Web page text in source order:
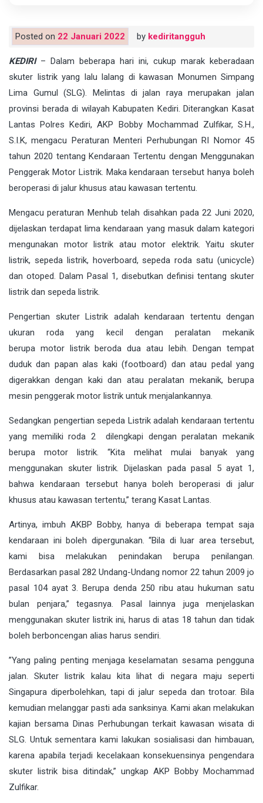
Posted on 22 Januari 2022 by kediritangguh
KEDIRI– Dalam beberapa hari ini, cukup marak keberadaan
skuter listrik yang lalu lalang di kawasan Monumen Simpang
Lima Gumul (SLG). Melintas di jalan raya merupakan jalan
provinsi berada di wilayah Kabupaten Kediri. Diterangkan Kasat
Lantas Polres Kediri, AKP Bobby Mochammad Zulfikar, S.H.,
S.I.K, mengacu Peraturan Menteri Perhubungan RI Nomor 45
tahun 2020 tentang Kendaraan Tertentu dengan Menggunakan
Penggerak MotorListrik. Maka kendaraan tersebut hanya boleh
beroperasi di jalur khusus atau kawasan tertentu.
Mengacu peraturan Menhub telah disahkan pada 22 Juni 2020,
dijelaskan terdapat lima kendaraan yang masuk dalam kategori
mengunakan motorlistrik ataumotor elektrik. Yaituskuter
listrik, sepedalistrik, hoverboard,sepeda roda satu (unicycle)
dan otoped. Dalam Pasal 1, disebutkan definisi tentang skuter
listrik dan sepeda listrik.
Pengertian skuter Listrik adalah kendaraan tertentu dengan
ukuran roda yang kecil dengan peralatan mekanik
berupa motorlistrik beroda dua atau lebih. Dengan tempat
duduk dan papan alas kaki (footboard) dan atau pedal yang
digerakkan dengan kaki dan atau peralatan mekanik, berupa
mesin penggerak motor listrik untuk menjalankannya.
Sedangkan pengertian sepeda Listrik adalah kendaraan tertentu
yang memiliki roda 2 dilengkapi dengan peralatan mekanik
berupa motor listrik. “Kita melihat mulai banyak yang
menggunakan skuter listrik. Dijelaskan pada pasal 5 ayat 1,
bahwa kendaraan tersebut hanya boleh beroperasi di jalur
khusus atau kawasan tertentu,” terang Kasat Lantas.
Artinya, imbuh AKBP Bobby, hanya di beberapa tempat saja
kendaraan ini boleh dipergunakan. “Bila di luar area tersebut,
kami bisa melakukan penindakan berupa penilangan.
Berdasarkan pasal 282 Undang-Undang nomor 22 tahun 2009 jo
pasal 104 ayat 3. Berupa denda 250 ribu atau hukuman satu
bulan penjara,” tegasnya. Pasal lainnya juga menjelaskan
menggunakan skuter listrik ini, harus di atas 18 tahun dan tidak
boleh berboncengan alias harus sendiri.
”Yang paling penting menjaga keselamatan sesama pengguna
jalan. Skuter listrik kalau kita lihat di negara maju seperti
Singapura diperbolehkan, tapi di jalur sepeda dan trotoar. Bila
kemudian melanggar pasti ada sanksinya. Kami akan melakukan
kajian bersama Dinas Perhubungan terkait kawasan wisata di
SLG. Untuk sementara kami lakukan sosialisasi dan himbauan,
karena apabila terjadi kecelakaan konsekuensinya pengendara
skuter listrik bisa ditindak,” ungkap AKP Bobby Mochammad
Zulfikar.